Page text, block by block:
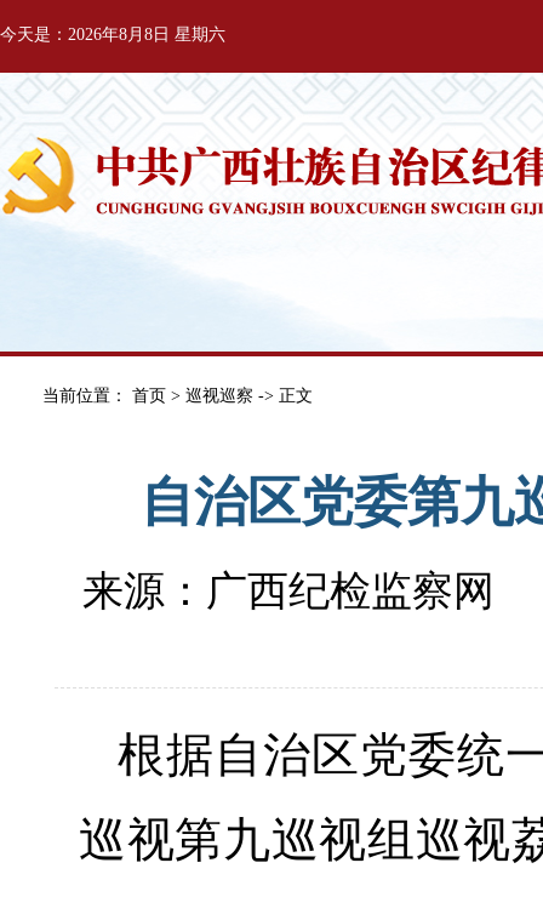
今天是：2026年8月8日 星期六
当前位置： 首页 > 巡视巡察 -> 正文
自治区党委第九
来源：广西纪检监察网
根据自治区党委统
巡视第九巡视组巡视